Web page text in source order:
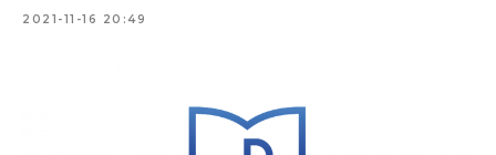
2021-11-16 20:49